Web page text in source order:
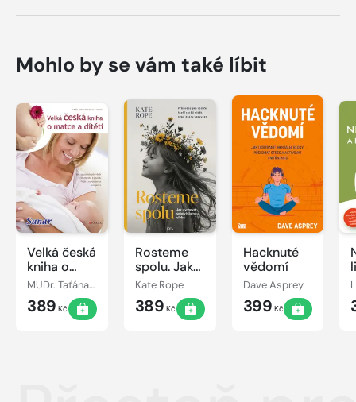
Mohlo by se vám také líbit
Velká česká
kniha o
matce a
MUDr. Taťána Hanáková
389 Kč
Rosteme
spolu. Jak
vychovat
sebevědomou
dívku
Kate Rope
389 Kč
Hacknuté
vědomí
Dave Asprey
399 Kč